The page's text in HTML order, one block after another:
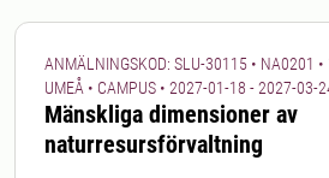
vilken ort arbetet kan
ANMÄLNINGSKOD: SLU-30115 • NA0201 •
UMEÅ • CAMPUS • 2027-01-18 - 2027-03-
Mänskliga dimensioner av
naturresursförvaltning